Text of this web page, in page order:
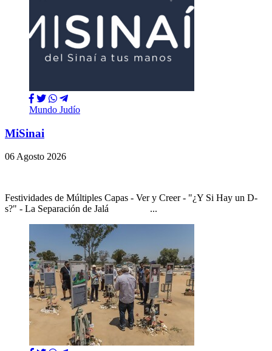
Mundo Judío
MiSinai
06 Agosto 2026
Festividades de Múltiples Capas - Ver y Creer - "¿Y Si Hay un D-
s?" - La Separación de Jalá ...